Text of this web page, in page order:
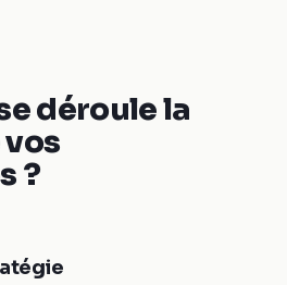
déroule la
?